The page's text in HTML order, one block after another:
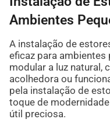
Ambientes
A instalação de
eficaz para
modular a luz natural,
acolhedora ou
pela instalação de
toque de
útil preciosa.